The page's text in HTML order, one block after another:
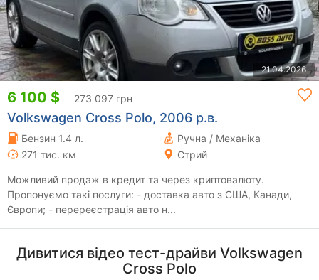
21.04.2026
6 100 $ 273 097 грн
Volkswagen Cross Polo, 2006 р.в.
Бензин 1.4 л.
Ручна / Механіка
271 тис. км
Стрий
Можливий продаж в кредит та через криптовалюту.
Пропонуємо такі послуги: - доставка авто з США, Канади,
Європи; - перереєстрація авто н...
Дивитися відео тест-драйви Volkswagen
Cross Polo